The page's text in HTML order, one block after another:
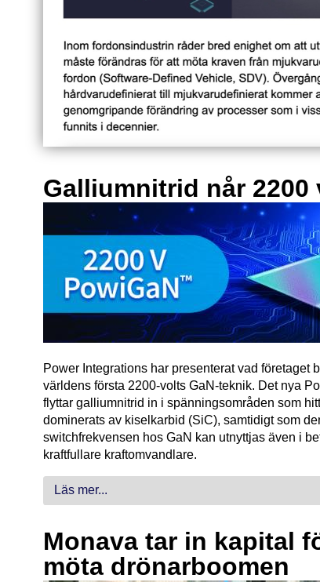
Galliumnitrid når 2200
Power Integrations har presenterat vad företaget
världens första 2200-volts GaN-teknik. Det nya
flyttar galliumnitrid in i spänningsområden som
dominerats av kiselkarbid (SiC), samtidigt som
switchfrekvensen hos GaN kan utnyttjas även i
kraftfullare kraftomvandlare.
Läs mer...
Monava tar in kapital
möta drönarboomen